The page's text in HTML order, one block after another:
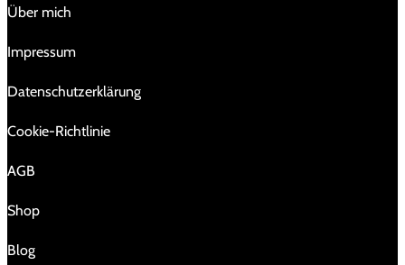
Über mich
Impressum
Da­ten­schutz­er­klä­rung
Cookie-Richtlinie
AGB
Shop
Blog